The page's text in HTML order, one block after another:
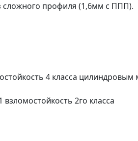
сложного профиля (1,6мм с ППП).
4 класса
2го класса